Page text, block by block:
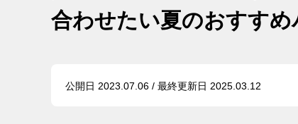
合わせたい夏のおすすめ
公開日 2023.07.06 / 最終更新日 2025.03.12